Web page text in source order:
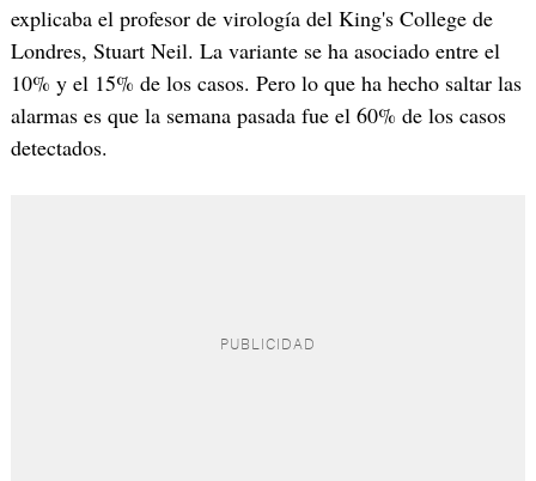
explicaba el profesor de virología del King's College de
Londres, Stuart Neil. La variante se ha asociado entre el
10% y el 15% de los casos. Pero lo que ha hecho saltar las
alarmas es que la semana pasada fue el 60% de los casos
detectados.